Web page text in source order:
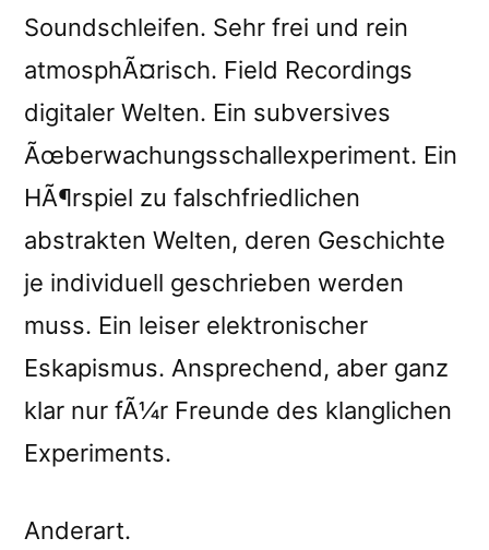
Soundschleifen. Sehr frei und rein
atmosphÃ¤risch. Field Recordings
digitaler Welten. Ein subversives
Ãœberwachungsschallexperiment. Ein
HÃ¶rspiel zu falschfriedlichen
abstrakten Welten, deren Geschichte
je individuell geschrieben werden
muss. Ein leiser elektronischer
Eskapismus. Ansprechend, aber ganz
klar nur fÃ¼r Freunde des klanglichen
Experiments.
Anderart.